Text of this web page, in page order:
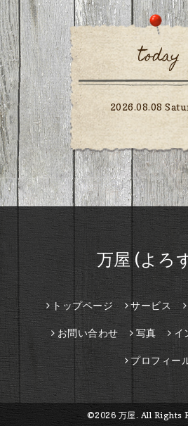
today
2026.08.08
万屋 (よろ
トップページ サービス
お問い合わせ 写真 イ
プロフィー
©2026 万屋. All Rights